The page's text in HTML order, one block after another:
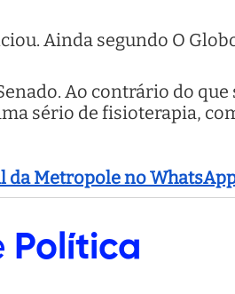
Ainda segundo O
Ao contrário do
sério de fisioterapia,
da Metropole no
Política